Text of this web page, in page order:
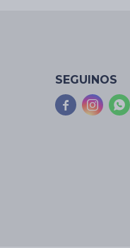
SEGUINOS
  